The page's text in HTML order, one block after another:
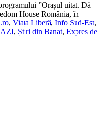
”Orașul uitat. Dă
House România, în
, Viața Liberă, Info Sud-Est,
, Știri din Banat, Expres de